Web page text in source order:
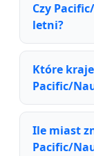
Czy
letni?
Które
Pacific/
Ile miast
Pacific/